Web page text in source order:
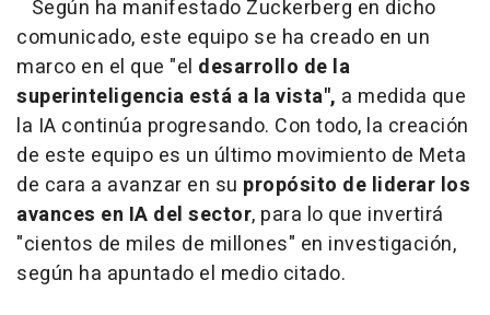
Según ha manifestado Zuckerberg en dicho
comunicado, este equipo se ha creado en un
marco en el que "el desarrollo de la
superinteligencia está a la vista", a medida que
la IA continúa progresando. Con todo, la creación
de este equipo es un último movimiento de Meta
de cara a avanzar en su propósito de liderar los
avances en IA del sector, para lo que invertirá
"cientos de miles de millones" en investigación,
según ha apuntado el medio citado.